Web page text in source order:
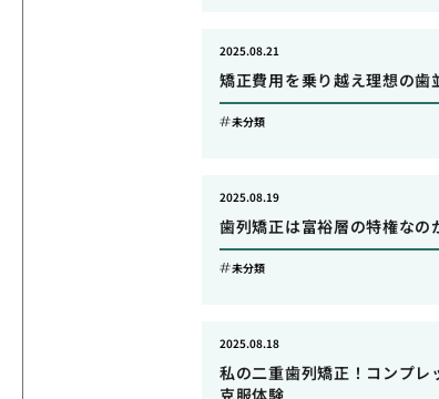
矯正費用を乗り越え理想の歯
2025.08.21
未分類
歯列矯正は富裕層の特権なの
2025.08.19
未分類
私の二重歯列矯正！コンプレ
克服体験
2025.08.18